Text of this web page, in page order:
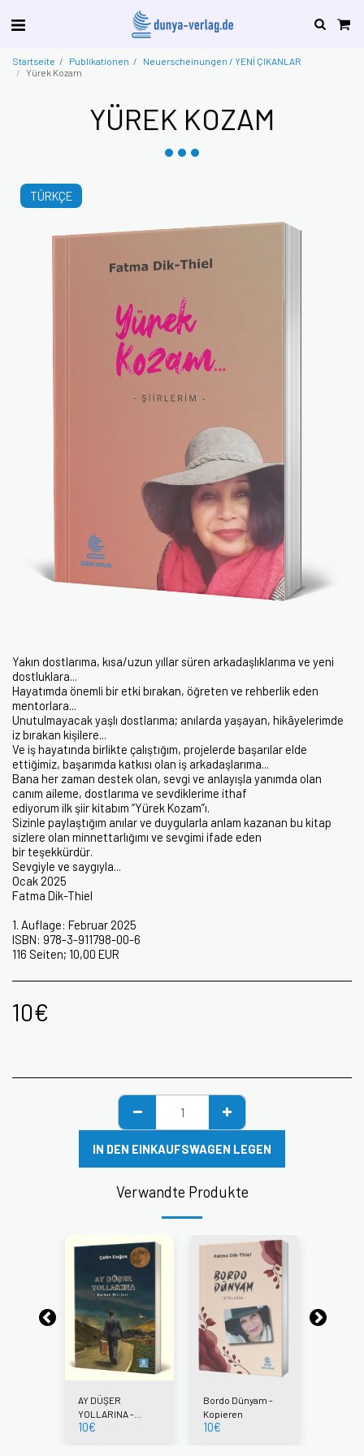
Startseite Publikationen
Neuerscheinungen / YENİ ÇIKANLAR
Yürek Kozam
YÜREK KOZAM
TÜRKÇE
Yakın dostlarıma, kısa/uzun yıllar süren arkadaşlıklarıma ve yeni
dostluklara...
Hayatımda önemli bir etki bırakan, öğreten ve rehberlik eden
mentorlara...
Unutulmayacak yaşlı dostlarıma; anılarda yaşayan, hikâyelerimde
iz bırakan kişilere...
Ve iş hayatında birlikte çalıştığım, projelerde başarılar elde
ettiğimiz, başarımda katkısı olan iş arkadaşlarıma...
Bana her zaman destek olan, sevgi ve anlayışla yanımda olan
canım aileme, dostlarıma ve sevdiklerime ithaf
ediyorum ilk şiir kitabım “Yürek Kozam”ı.
Sizinle paylaştığım anılar ve duygularla anlam kazanan bu kitap
sizlere olan minnettarlığımı ve sevgimi ifade eden
bir teşekkürdür.
Sevgiyle ve saygıyla...
Ocak 2025
Fatma Dik-Thiel
1. Auflage: Februar 2025
ISBN: 978-3-911798-00-6
116 Seiten; 10,00 EUR
10€
IN DEN EINKAUFSWAGEN LEGEN
Verwandte Produkte
AY DÜŞER
YOLLARINA -
Gurbet Şiirleri -
10€
Bordo Dünyam -
Kopieren
10€